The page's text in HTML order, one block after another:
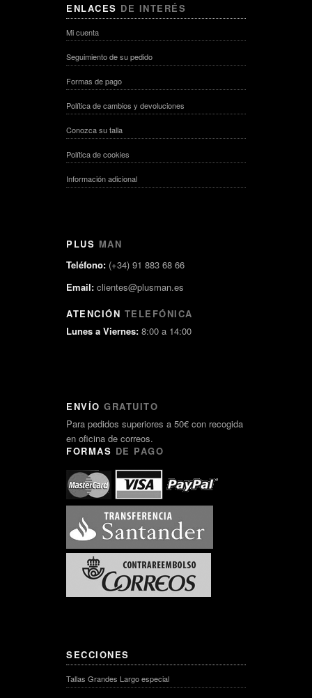
ENLACES DE INTERÉS
Mi cuenta
Seguimiento de su pedido
Formas de pago
Política de cambios y devoluciones
Conozca su talla
Política de cookies
Información adicional
PLUS MAN
Teléfono: (+34) 91 883 68 66
Email: clientes@plusman.es
ATENCIÓN TELEFÓNICA
Lunes a Viernes: 8:00 a 14:00
ENVÍO GRATUITO
Para pedidos superiores a 50€ con recogida
en oficina de correos.
FORMAS DE PAGO
SECCIONES
Tallas Grandes Largo especial